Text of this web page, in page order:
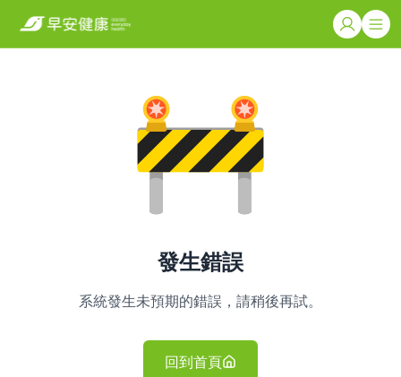
發生錯誤
系統發生未預期的錯誤，請稍後再試。
回到首頁